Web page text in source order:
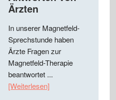
Ärzten
In unserer Magnetfeld-
Sprechstunde haben
Ärzte Fragen zur
Magnetfeld-Therapie
beantwortet ...
[Weiterlesen]